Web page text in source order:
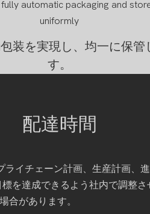
装を実現し、均一に保管
す。
配達時間
イチェーン計画、生産計画、
達成できるよう社内で調整
合があります。